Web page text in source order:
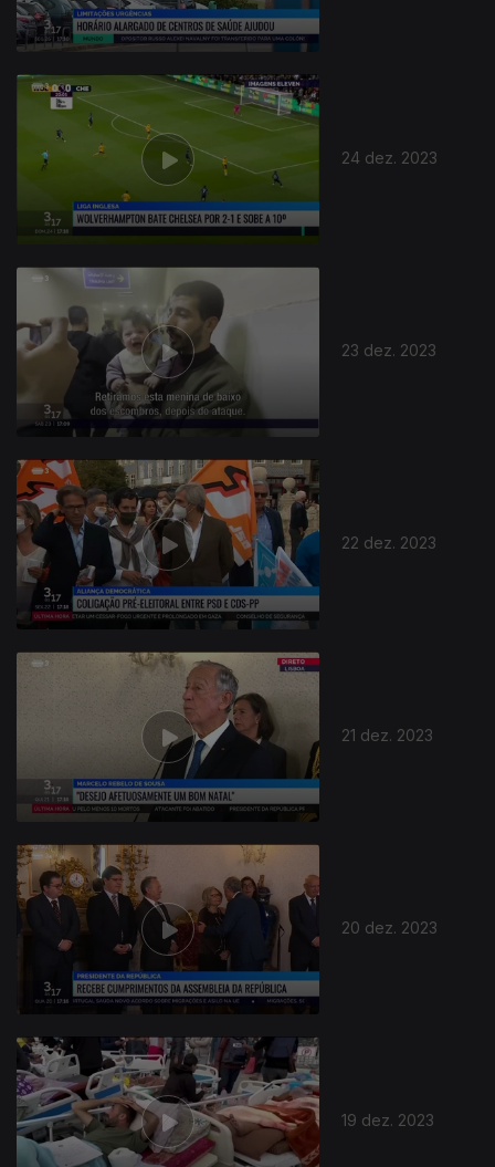
24 dez. 2023
23 dez. 2023
22 dez. 2023
21 dez. 2023
20 dez. 2023
19 dez. 2023
736140